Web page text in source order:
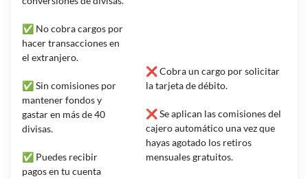
✅ No cobra cargos por
hacer transacciones en
el extranjero.
✅ Sin comisiones por
mantener fondos y
gastar en más de 40
divisas.
✅ Puedes recibir
pagos en tu cuenta
❌ Cobra un cargo por solicitar
la tarjeta de débito.
❌ Se aplican las comisiones del
cajero automático una vez que
hayas agotado los retiros
mensuales gratuitos.